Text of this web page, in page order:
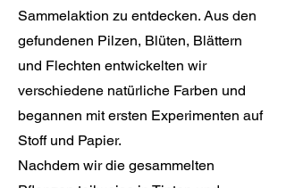
Sammelaktion zu entdecken. Aus den
gefundenen Pilzen, Blüten, Blättern
und Flechten entwickelten wir
verschiedene natürliche Farben und
begannen mit ersten Experimenten auf
Stoff und Papier.
Nachdem wir die gesammelten